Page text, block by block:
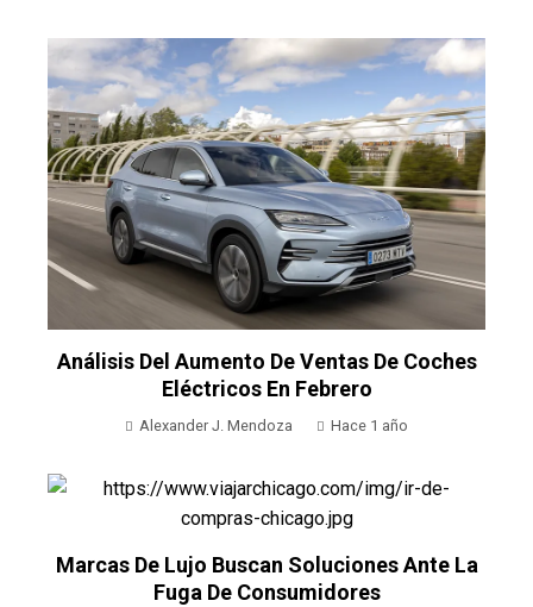
Análisis Del Aumento De Ventas De Coches
Eléctricos En Febrero
Alexander J. Mendoza Hace 1 año
Marcas De Lujo Buscan Soluciones Ante La
Fuga De Consumidores